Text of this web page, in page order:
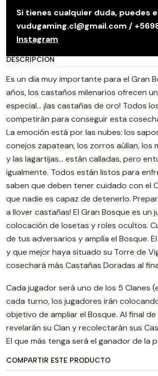
Si tienes cualquier duda, puedes
vudugaming.cl@gmail.com /
Instagram
DESCRIPCIÓN
Es un día muy importante para el Gran
años, los castaños milenarios ofrecen
especial… ¡las castañas de oro! Todos
competirán para conseguir esta
La emoción está por las nubes: los
conejos zapatean, los zorros aúllan, los
y las lagartijas… están calladas, pero
igualmente. Todos están listos para
saben que deben tener cuidado con el
que nadie es capaz de detenerlo.
a llover castañas! El Gran Bosque es un
colocación de losetas y roles ocultos.
de tus adversarios y amplía el Bosque.
y que mejor haya situado su Torre de
cosechará más Castañas Doradas al
Cada jugador será uno de los 5 Clanes
cada turno, los jugadores irán
objetivo de ampliar el Bosque. Al final
revelarán su Clan y recolectarán sus
El que más tenga será el ganador de la
COMPARTIR ESTE PRODUCTO